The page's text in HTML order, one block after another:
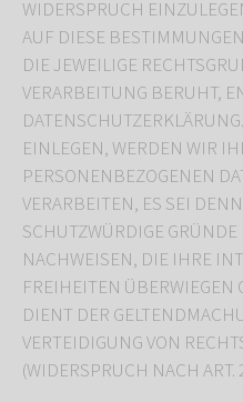
WIDERSPRUCH
AUF DIESE
DIE JEWEILIGE
VERARBEITUNG BERUHT,
EINLEGEN, WERDEN WIR
PERSONENBEZOGENEN
VERARBEITEN, ES SEI
SCHUTZWÜRDIGE
NACHWEISEN, DIE IHRE
FREIHEITEN ÜBERWIEGEN
DIENT DER
VERTEIDIGUNG VON
(WIDERSPRUCH NACH ART.